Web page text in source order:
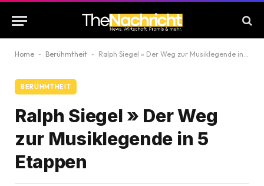
Home - Berühmtheit - Ralph Siegel » Der Weg zur Musiklegende in 5 Etappen
BERÜHMTHEIT
Ralph Siegel » Der Weg
zur Musiklegende in 5
Etappen